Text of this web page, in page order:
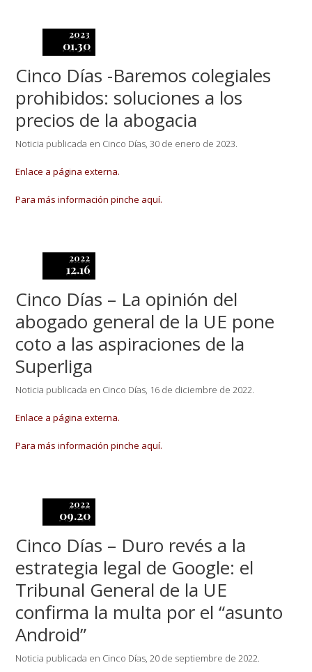
2023
01.30
Cinco Días -Baremos colegiales
prohibidos: soluciones a los
precios de la abogacia
Noticia publicada en Cinco Días, 30 de enero de 2023.
Enlace a página externa.
Para más información pinche aquí.
2022
12.16
Cinco Días – La opinión del
abogado general de la UE pone
coto a las aspiraciones de la
Superliga
Noticia publicada en Cinco Días, 16 de diciembre de 2022.
Enlace a página externa.
Para más información pinche aquí.
2022
09.20
Cinco Días – Duro revés a la
estrategia legal de Google: el
Tribunal General de la UE
confirma la multa por el “asunto
Android”
Noticia publicada en Cinco Días, 20 de septiembre de 2022.